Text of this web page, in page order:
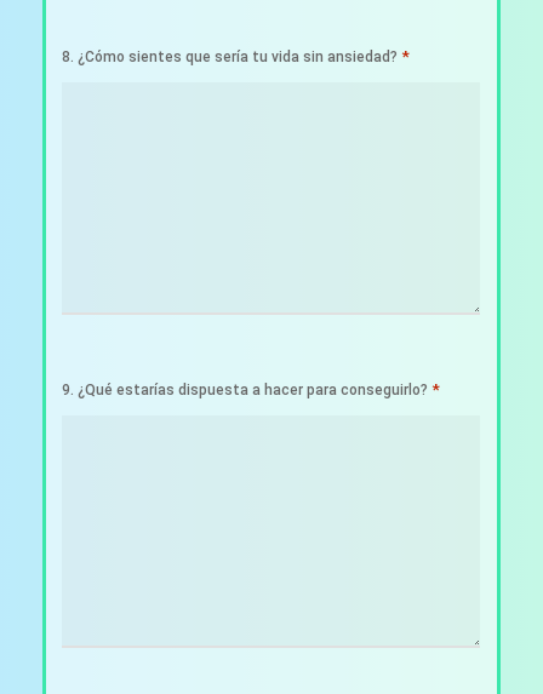
8. ¿Cómo sientes que sería tu vida sin ansiedad? *
9. ¿Qué estarías dispuesta a hacer para conseguirlo? *